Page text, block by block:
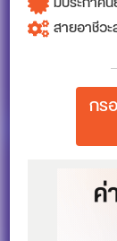
สายอาชีว
กร